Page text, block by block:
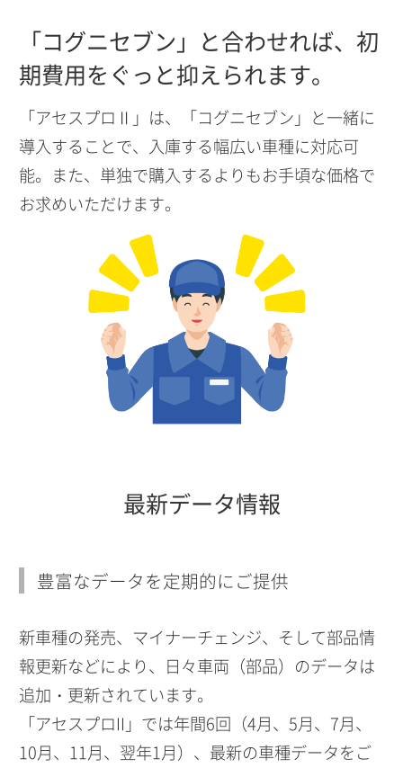
「コグニセブン」と合わせれば、 初
期費用をぐっと抑えられます。
「アセスプロⅡ」は、「コグニセブン」と一緒に
導入することで、入庫する幅広い車種に対応可
能。また、単独で購入するよりもお手頃な価格で
お求めいただけます。
最新データ情報
豊富なデータを定期的にご提供
新車種の発売、マイナーチェンジ、そして部品情
報更新などにより、日々車両（部品）のデータは
追加・更新されています。
「アセスプロII」では年間6回（4月、5月、7月、
10月、11月、翌年1月）、最新の車種データをご